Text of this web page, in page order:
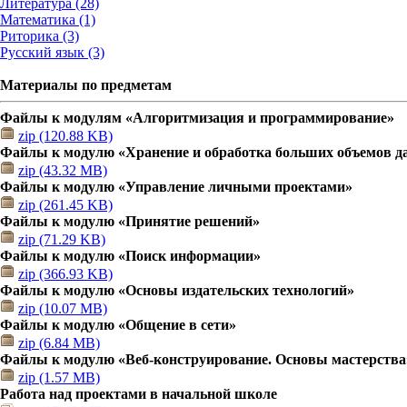
Литература (28)
Математика (1)
Риторика (3)
Русский язык (3)
Материалы по предметам
Файлы к модулям «Алгоритмизация и программирование»
zip (120.88 KB)
Файлы к модулю «Хранение и обработка больших объемов
zip (43.32 MB)
Файлы к модулю «Управление личными проектами»
zip (261.45 KB)
Файлы к модулю «Принятие решений»
zip (71.29 KB)
Файлы к модулю «Поиск информации»
zip (366.93 KB)
Файлы к модулю «Основы издательских технологий»
zip (10.07 MB)
Файлы к модулю «Общение в сети»
zip (6.84 MB)
Файлы к модулю «Веб-конструирование. Основы
zip (1.57 MB)
Работа над проектами в начальной школе